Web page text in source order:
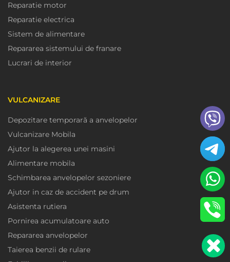
Reparatie motor
Reparatie electrica
Sistem de alimentare
Repararea sistemului de franare
Lucrari de interior
VULCANIZARE
Depozitare temporară a anvelopelor
Vulcanizare Mobila
Ajutor la alegerea unei masini
Alimentare mobila
Schimbarea anvelopelor sezoniere
Ajutor in caz de accident pe drum
Asistenta rutiera
Pornirea acumulatoare auto
Repararea anvelopelor
Taierea benzii de rulare